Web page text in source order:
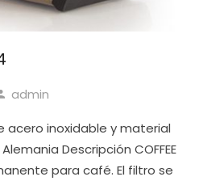
admin
acero inoxidable y material
Descripción COFFEE
para café. El filtro se